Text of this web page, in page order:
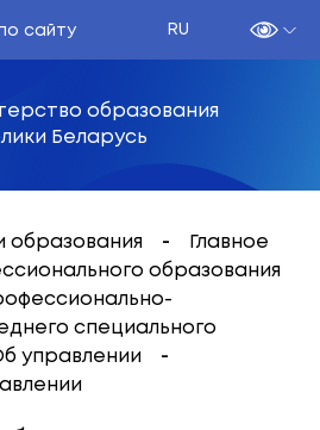
RU
образования
Беларусь
образования
Главное
образования
специального
управлении